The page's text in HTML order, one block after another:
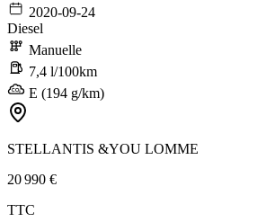
2020-09-24
Diesel
Manuelle
7,4 l/100km
E (194 g/km)
STELLANTIS &YOU LOMME
20 990 €
TTC